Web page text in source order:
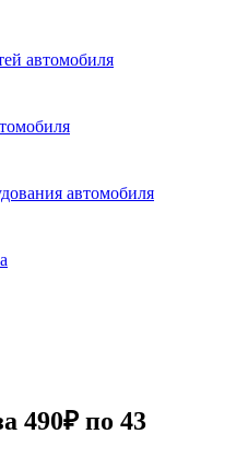
автомобиля
автомобиля
по 43